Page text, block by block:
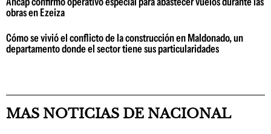
obras en Ezeiza
Cómo se vivió el conflicto de la construcción en Maldonado, un
departamento donde el sector tiene sus particularidades
MAS NOTICIAS DE NACIONAL